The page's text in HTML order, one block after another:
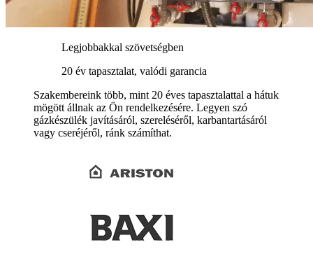
Legjobbakkal szövetségben
20 év tapasztalat, valódi garancia
Szakembereink több, mint 20 éves tapasztalattal a hátuk
mögött állnak az Ön rendelkezésére. Legyen szó
gázkészülék javításáról, szereléséről, karbantartásáról
vagy cseréjéről, ránk számíthat.